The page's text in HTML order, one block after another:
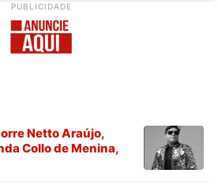
PUBLICIDADE
Netto Araújo,
Collo de Menina,